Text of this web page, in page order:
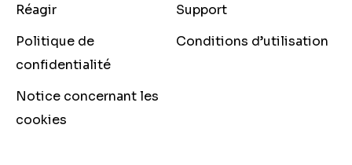
Réagir
Support
Politique de
confidentialité
Conditions d’utilisation
Notice concernant les
cookies